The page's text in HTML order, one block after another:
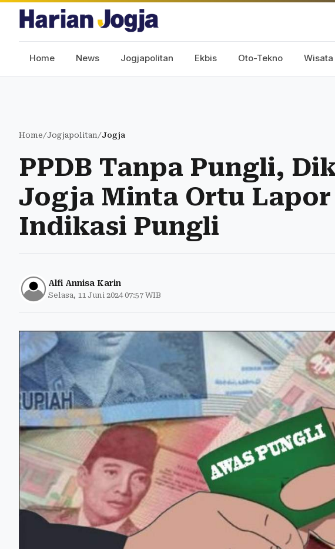
Home News Jogjapolitan Ekbis Oto-Tekno Wisata
Home/Jogjapolitan/Jogja
PPDB Tanpa Pungli,
Jogja Minta Ortu
Indikasi Pungli
Alfi Annisa Karin
Selasa, 11 Juni 2024 07:57 WIB